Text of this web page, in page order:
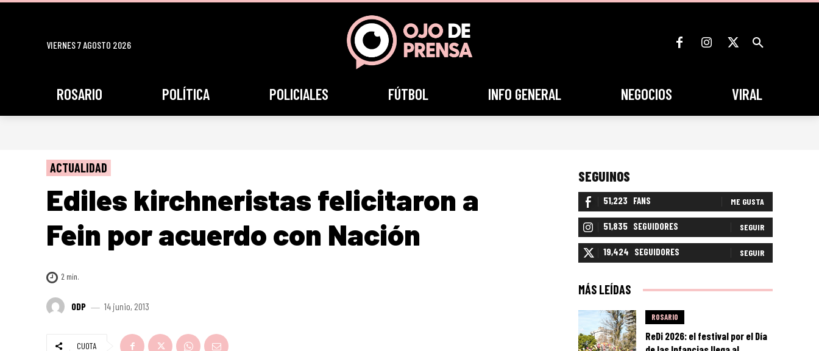
VIERNES 7 AGOSTO 2026
ROSARIO POLÍTICA POLICIALES FÚTBOL INFO GENERAL NEGOCIOS VIRAL
ACTUALIDAD
Ediles kirchneristas felicitaron a
Fein por acuerdo con Nación
2 min.
ODP 14 junio, 2013
CUOTA
SEGUINOS
51,223 FANS ME GUSTA
51,835 SEGUIDORES SEGUIR
19,424 SEGUIDORES SEGUIR
MÁS LEÍDAS
ROSARIO
ReDi 2026: el festival por el Día